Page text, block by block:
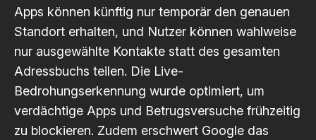
Apps können künftig nur temporär den genauen
Standort erhalten, und Nutzer können wahlweise
nur ausgewählte Kontakte statt des gesamten
Adressbuchs teilen. Die Live-
Bedrohungserkennung wurde optimiert, um
verdächtige Apps und Betrugsversuche frühzeitig
zu blockieren. Zudem erschwert Google das